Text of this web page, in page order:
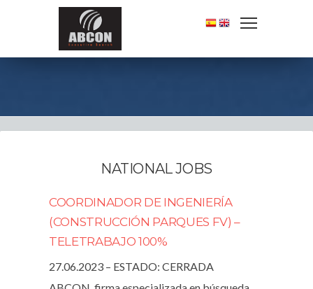
NATIONAL JOBS
COORDINADOR DE INGENIERÍA
(CONSTRUCCIÓN PARQUES FV) –
TELETRABAJO 100%
27.06.2023 – ESTADO: CERRADA